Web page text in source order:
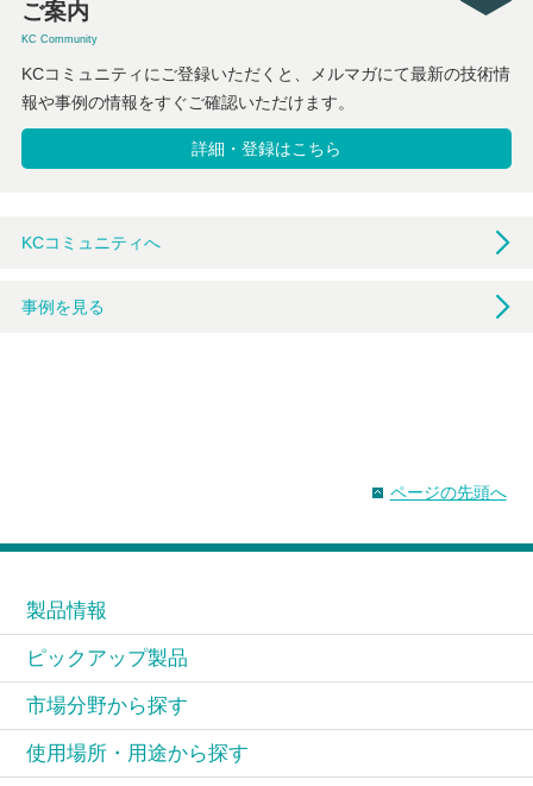
ご案内
KC Community
KCコミュニティにご登録いただくと、メルマガにて最新の技術情
報や事例の情報をすぐご確認いただけます。
詳細・登録はこちら
KCコミュニティへ
事例を見る
ページの先頭へ
製品情報
ピックアップ製品
市場分野から探す
使用場所・用途から探す